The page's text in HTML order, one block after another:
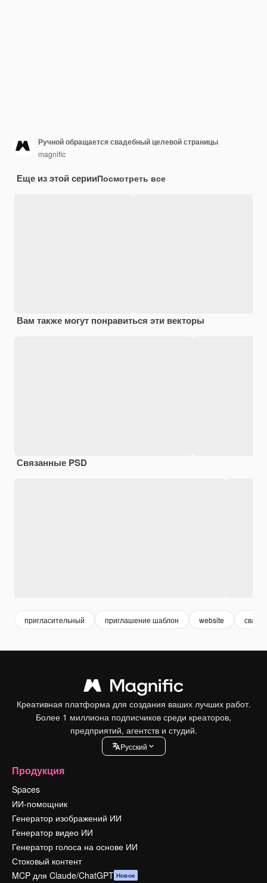
Ручной обращается свадебный целевой страницы
magnific
Еще из этой серииПосмотреть все
Вам также могут понравиться эти векторы
Связанные PSD
пригласительный приглашение шаблон website
Креативная платформа для создания ваших лучших работ.
Более 1 миллиона подписчиков среди креаторов,
предприятий, агентств и студий.
Pусский
Продукция
Spaces
ИИ-помощник
Генератор изображений ИИ
Генератор видео ИИ
Генератор голоса на основе ИИ
Стоковый контент
MCP для Claude/ChatGPT Новое